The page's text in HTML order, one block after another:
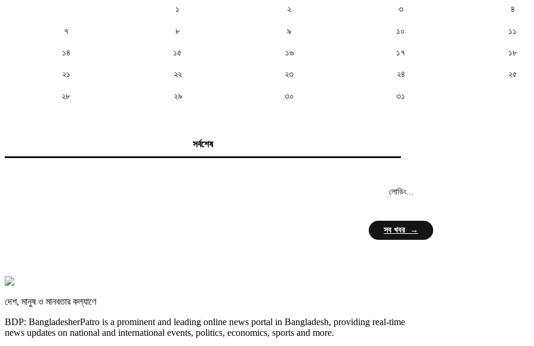
১ ২ ৩ ৪
৭ ৮ ৯ ১০ ১১
১৪ ১৫ ১৬ ১৭ ১৮
২১ ২২ ২৩ ২৪ ২৫
২৮ ২৯ ৩০ ৩১
সর্বশেষ
লোডিং...
সব খবর →
দেশ, মানুষ ও মানবতার কল্যাণে
BDP: BangladesherPatro is a prominent and leading online news portal in Bangladesh, providing real-time
news updates on national and international events, politics, economics, sports and more.